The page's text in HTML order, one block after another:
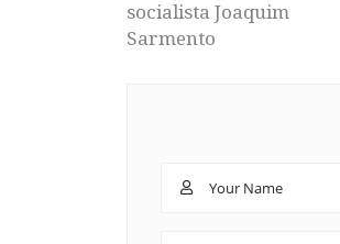
socialista Joaquim
Sarmento